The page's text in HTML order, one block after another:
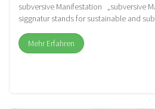
subversive Manifestation „subversive
siggnatur stands for sustainable and
Mehr Erfahren